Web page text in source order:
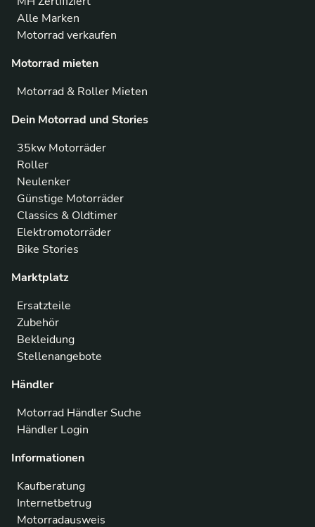
Alle Marken
Motorrad verkaufen
Motorrad mieten
Motorrad & Roller Mieten
Dein Motorrad und Stories
35kw Motorräder
Roller
Neulenker
Günstige Motorräder
Classics & Oldtimer
Elektromotorräder
Bike Stories
Marktplatz
Ersatzteile
Zubehör
Bekleidung
Stellenangebote
Händler
Motorrad Händler Suche
Händler Login
Informationen
Kaufberatung
Internetbetrug
Motorradausweis